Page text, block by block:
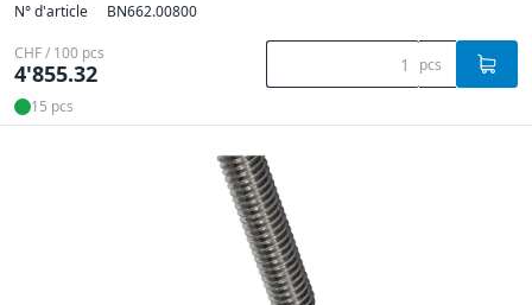
N° d'article BN662.00800
CHF / 100 pcs
4'855.32 pcs
15 pcs